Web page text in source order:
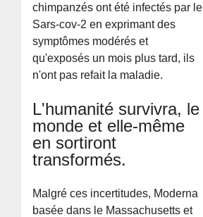
chimpanzés ont été infectés par le
Sars-cov-2 en exprimant des
symptômes modérés et
qu'exposés un mois plus tard, ils
n'ont pas refait la maladie.
L'humanité survivra, le
monde et elle-même
en sortiront
transformés.
Malgré ces incertitudes, Moderna
basée dans le Massachusetts et